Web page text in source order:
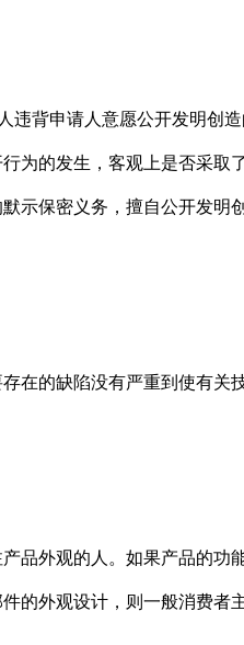
背申请人意愿公开发明创
为的发生，客观上是否采取
示保密义务，擅自公开发明
在的缺陷没有严重到使有关
品外观的人。如果产品的功
的外观设计，则一般消费者